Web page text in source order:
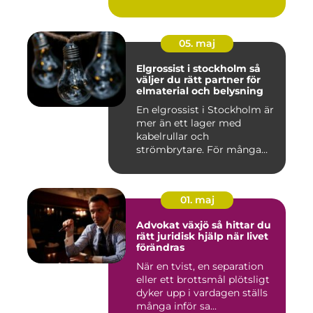
05. maj
Elgrossist i stockholm så
väljer du rätt partner för
elmaterial och belysning
En elgrossist i Stockholm är
mer än ett lager med
kabelrullar och
strömbrytare. För många
01. maj
Advokat växjö så hittar du
rätt juridisk hjälp när livet
förändras
När en tvist, en separation
eller ett brottsmål plötsligt
dyker upp i vardagen ställs
många inför sa...